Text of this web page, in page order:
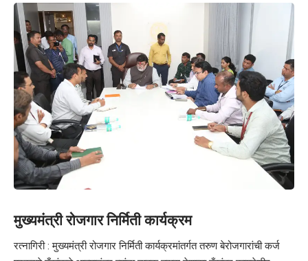
मुख्यमंत्री रोजगार निर्मिती कार्यक्रम
रत्नागिरी : मुख्यमंत्री रोजगार निर्मिती कार्यक्रमांतर्गत तरुण बेरोजगारांची कर्ज